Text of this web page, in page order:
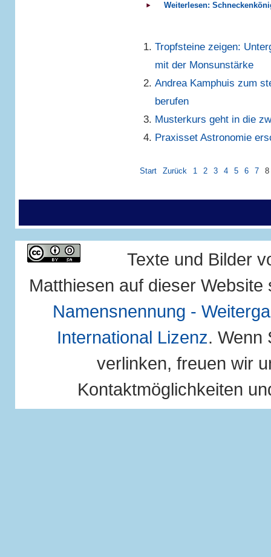
Weiterlesen:
Tropfsteine zeigen:
mit der Monsunstärke
Andrea Kamphuis zum
berufen
Musterkurs geht in die
Praxisset Astronomie
Start Zurück 1 2 3 4 5 6 7 8
Texte und Bilder
Matthiesen auf dieser
Namensnennung -
International Lizenz. Wenn
verlinken, freuen wir
Kontaktmöglichkeiten